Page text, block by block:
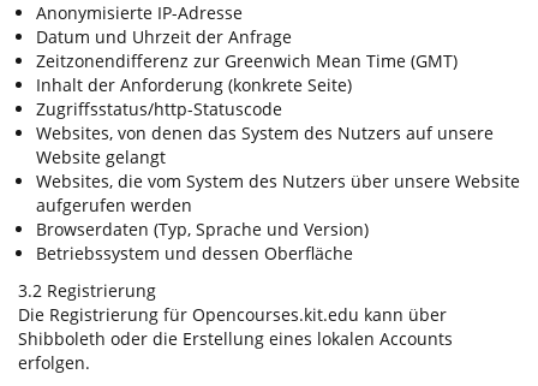
Anonymisierte IP-Adresse
Datum und Uhrzeit der Anfrage
Zeitzonendifferenz zur Greenwich Mean Time (GMT)
Inhalt der Anforderung (konkrete Seite)
Zugriffsstatus/http-Statuscode
Websites, von denen das System des Nutzers auf unsere
Website gelangt
Websites, die vom System des Nutzers über unsere Website
aufgerufen werden
Browserdaten (Typ, Sprache und Version)
Betriebssystem und dessen Oberfläche
3.2 Registrierung
Die Registrierung für Opencourses.kit.edu kann über
Shibboleth oder die Erstellung eines lokalen Accounts
erfolgen.